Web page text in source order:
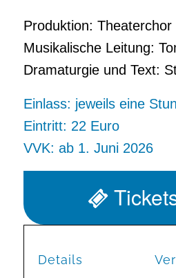
Produktion: Theaterchor
Musikalische Leitung:
Dramaturgie und Text:
Einlass: jeweils eine
Eintritt: 22 Euro
VVK: ab 1. Juni 2026
Details